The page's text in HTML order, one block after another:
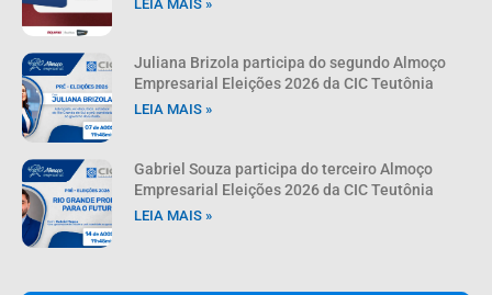
LEIA MAIS »
Juliana Brizola participa do segundo Almoço
Empresarial Eleições 2026 da CIC Teutônia
LEIA MAIS »
Gabriel Souza participa do terceiro Almoço
Empresarial Eleições 2026 da CIC Teutônia
LEIA MAIS »